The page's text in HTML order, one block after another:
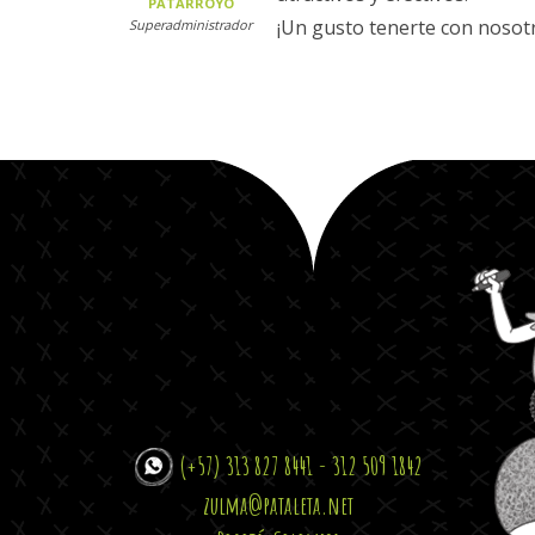
Superadministrador
¡Un gusto tenerte con
(+57) 313 827 8441 - 312 509 1842
zulma@pataleta.net